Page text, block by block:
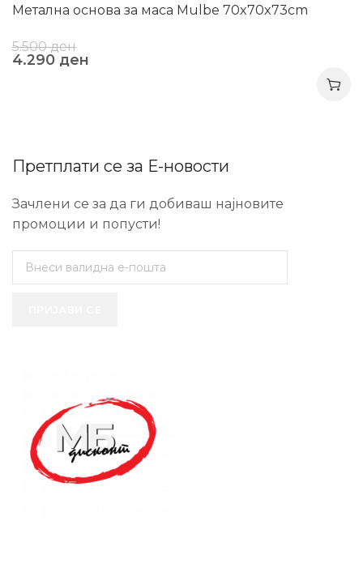
Метална основа за маса Mulbe 70x70x73cm
5.500ден
4.290 ден
Претплати се за Е-новости
Зачлени се за да ги добиваш најновите
промоции и попусти!